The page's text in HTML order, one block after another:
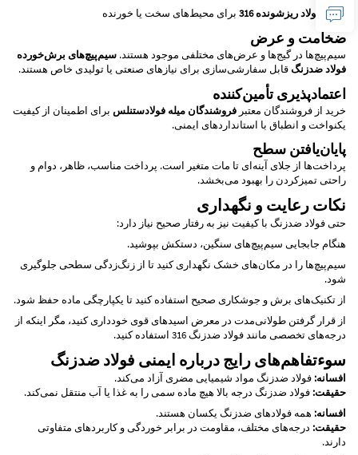
گلوله فولاد ریزشونده 316
برای محیط‌های سخت یا خورنده
ضخامت و عرض
سیم‌پیچ‌ها در گیج‌ها و عرض‌های مختلفی موجود هستند. سیم‌پیچ‌های برش‌خورده
فولاد ضدزنگقابل سفارشی‌سازی برای نیازهای صنعتی یا تولیدی خاص هستند.
اعتمادپذیری تأمین‌کننده
خرید از فروشندگان معتبر فروشندگان میله فولادستنلس برای اطمینان از کیفیت
یکنواخت و انطباق با استانداردهای ایمنی.
پایان‌یافتن سطح
پرداخت‌ها از جلای آینه‌ای تا مات متغیر است. پرداخت مناسب، ظاهر، دوام و
راحتی تمیزکردن را بهبود می‌بخشد.
نکات رعایت و نگهداری
حتی فولاد ضدزنگ با کیفیت نیز به رفتار صحیح نیاز دارد:
هنگام جابجایی سیم‌پیچ‌های سنگین، دستکش بپوشید.
سیم‌پیچ‌ها را در مکان‌های خشک نگهداری کنید تا از زنگ‌زدگی سطحی جلوگیری
شود.
از تکنیک‌های برش و جوشکاری صحیح استفاده کنید تا یکپارچگی ماده حفظ شود.
از قرار گرفتن طولانی‌مدت در معرض اسیدهای قوی خودداری کنید، مگر اینکه از
درجه‌های تخصصی مانند فولاد ضدزنگ 316 استفاده کنید.
سوءتفاهم‌های رایج درباره ایمنی فولاد ضدزنگ
افسانه:فولاد ضدزنگ مواد شیمیایی مضری آزاد می‌کند.
حقیقت:فولاد ضدزنگ درجه بالا هیچ ماده سمی را به غذا یا آب منتقل نمی‌کند.
افسانه: همه فولادهای ضدزنگ یکسان هستند.
حقیقت: درجه‌های مختلف، مقاومت در برابر خوردگی و کاربردهای متفاوتی
دارند.